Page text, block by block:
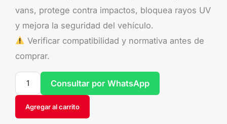
vans, protege contra impactos, bloquea rayos UV
y mejora la seguridad del vehículo.
Verificar compatibilidad y normativa antes de
comprar.
Agregar al carrito
Consultar por WhatsApp